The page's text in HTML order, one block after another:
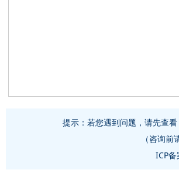
提示：若您遇到问题，请先查看
（咨询
ICP备